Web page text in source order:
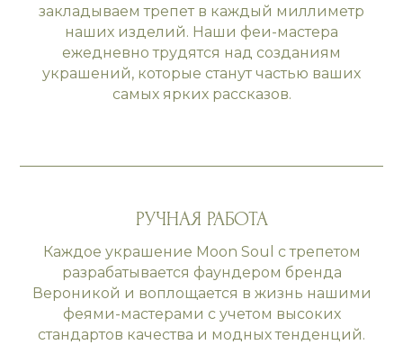
закладываем трепет в каждый миллиметр
наших изделий. Наши феи-мастера
ежедневно трудятся над созданиям
украшений, которые станут частью ваших
самых ярких рассказов.
РУЧНАЯ РАБОТА
Каждое украшение Moon Soul с трепетом
разрабатывается фаундером бренда
Вероникой и воплощается в жизнь нашими
феями-мастерами с учетом высоких
стандартов качества и модных тенденций.